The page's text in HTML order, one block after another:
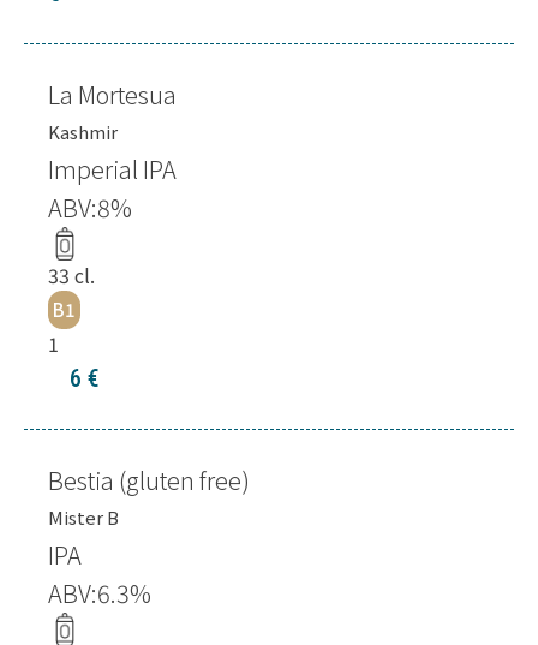
La Mortesua
Kashmir
Imperial IPA
ABV:8%
33 cl.
B1
1
6 €
Bestia (gluten free)
Mister B
IPA
ABV:6.3%